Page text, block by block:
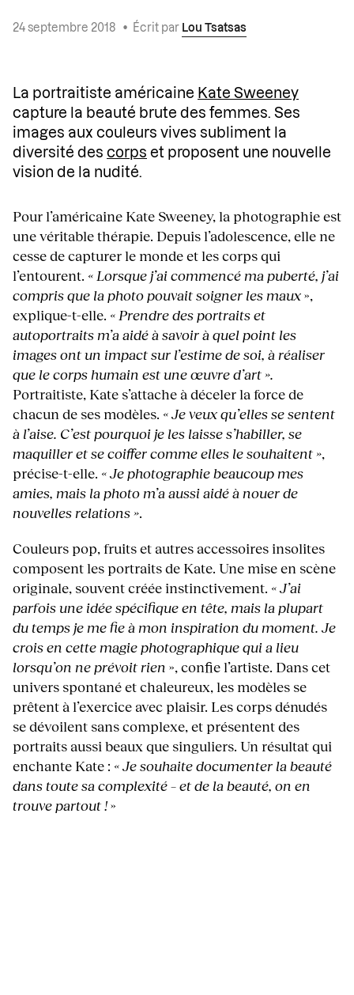
24 septembre 2018 • Écrit par Lou Tsatsas
La portraitiste américaine Kate Sweeney
capture la beauté brute des femmes. Ses
images aux couleurs vives subliment la
diversité des corps et proposent une nouvelle
vision de la nudité.
Pour l’américaine Kate Sweeney, la photographie est
une véritable thérapie. Depuis l’adolescence, elle ne
cesse de capturer le monde et les corps qui
l’entourent. « Lorsque j’ai commencé ma puberté, j’ai
compris que la photo pouvait soigner les maux»,
explique-t-elle. « Prendre des portraits et
autoportraits m’a aidé à savoir à quel point les
images ont un impact sur l’estime de soi, à réaliser
que le corps humain est une œuvre d’art ».
Portraitiste, Kate s’attache à déceler la force de
chacun de ses modèles. « Je veux qu’elles se sentent
à l’aise. C’est pourquoi je les laisse s’habiller, se
maquiller et se coiffer comme elles le souhaitent »,
précise-t-elle. « Je photographie beaucoup mes
amies, mais la photo m’a aussi aidé à nouer de
nouvelles relations ».
Couleurs pop, fruits et autres accessoires insolites
composent les portraits de Kate. Une mise en scène
originale, souvent créée instinctivement. « J’ai
parfois une idée spécifique en tête, mais la plupart
du temps je me fie à mon inspiration du moment. Je
crois en cette magie photographique qui a lieu
lorsqu’on ne prévoit rien », confie l’artiste. Dans cet
univers spontané et chaleureux, les modèles se
prêtent à l’exercice avec plaisir. Les corps dénudés
se dévoilent sans complexe, et présentent des
portraits aussi beaux que singuliers. Un résultat qui
enchante Kate : « Je souhaite documenter la beauté
dans toute sa complexité – et de la beauté, on en
trouve partout !»